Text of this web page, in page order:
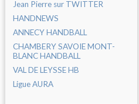
Jean Pierre sur TWITTER
HANDNEWS
ANNECY HANDBALL
CHAMBERY SAVOIE MONT-
BLANC HANDBALL
VAL DE LEYSSE HB
Ligue AURA